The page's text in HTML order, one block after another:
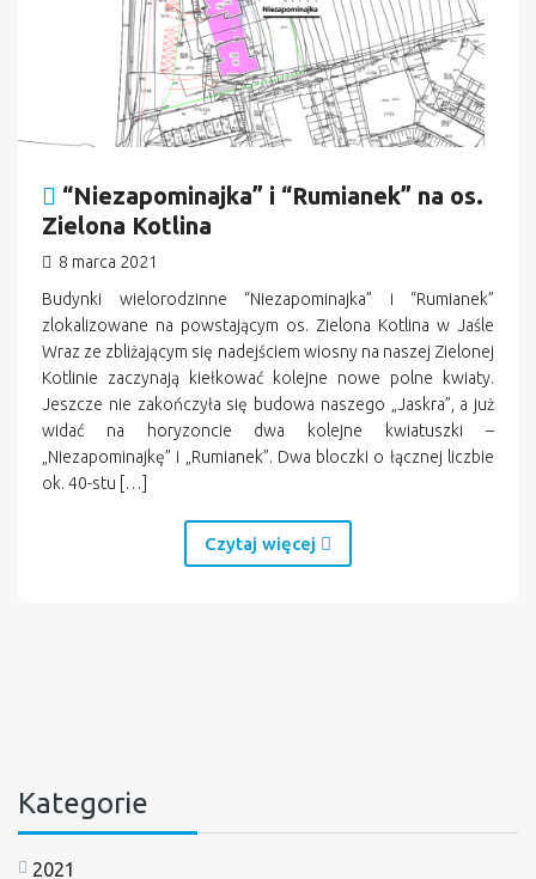
“Niezapominajka” i “Rumianek” na os.
Zielona Kotlina
8 marca 2021
Budynki wielorodzinne “Niezapominajka” i “Rumianek”
zlokalizowane na powstającym os. Zielona Kotlina w Jaśle
Wraz ze zbliżającym się nadejściem wiosny na naszej Zielonej
Kotlinie zaczynają kiełkować kolejne nowe polne kwiaty.
Jeszcze nie zakończyła się budowa naszego „Jaskra”, a już
widać na horyzoncie dwa kolejne kwiatuszki –
„Niezapominajkę” i „Rumianek”. Dwa bloczki o łącznej liczbie
ok. 40-stu […]
Czytaj więcej
Kategorie
2021